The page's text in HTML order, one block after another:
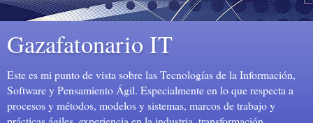
Gazafatonario IT
Este es mi punto de vista sobre las Tecnologías de la Información,
Software y Pensamiento Ágil. Especialmente en lo que respecta a
procesos y métodos, modelos y sistemas, marcos de trabajo y